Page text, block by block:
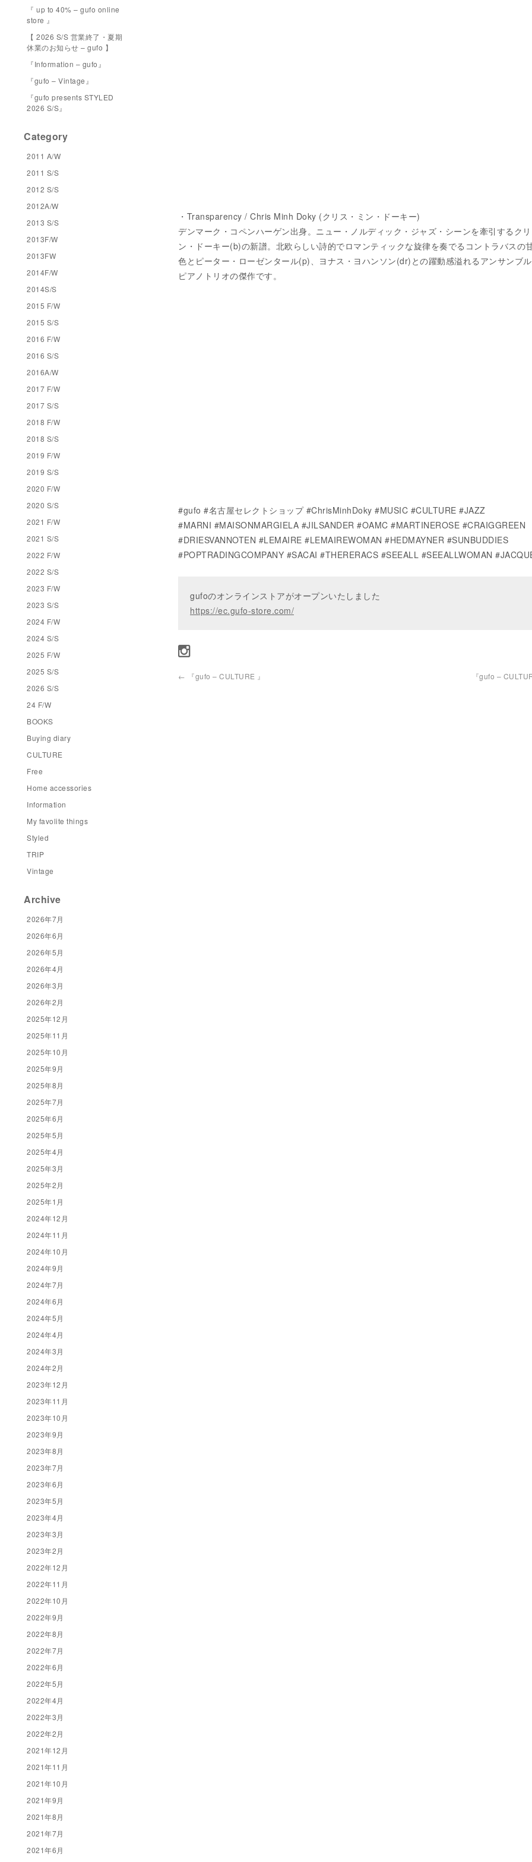
・Transparency / Chris Minh Doky (クリス・ミン・ドーキー)
デンマーク・コペンハーゲン出身。ニュー・ノルディック・ジャズ・シーンを牽引するクリ
ン・ドーキー(b)の新譜。北欧らしい詩的でロマンティックな旋律を奏でるコントラバスの
色とピーター・ローゼンタール(p)、ヨナス・ヨハンソン(dr)との躍動感溢れるアンサンブ
ピアノトリオの傑作です。
#gufo #名古屋セレクトショップ #ChrisMinhDoky #MUSIC #CULTURE #JAZZ
#MARNI #MAISONMARGIELA #JILSANDER #OAMC #MARTINEROSE #CRAIGGREEN
#DRIESVANNOTEN #LEMAIRE #LEMAIREWOMAN #HEDMAYNER #SUNBUDDIES
#POPTRADINGCOMPANY #SACAI #THERERACS #SEEALL #SEEALLWOMAN
gufoのオンラインストアがオープンいたしました
https://ec.gufo-store.com/
← 『gufo – CULTURE 』 『gufo –
『 up to 40% – gufo online
store 』
【 2026 S/S 営業終了・夏期
休業のお知らせ – gufo 】
『Information – gufo』
『gufo – Vintage』
『gufo presents STYLED
2026 S/S』
Category
2011 A/W
2011 S/S
2012 S/S
2012A/W
2013 S/S
2013F/W
2013FW
2014F/W
2014S/S
2015 F/W
2015 S/S
2016 F/W
2016 S/S
2016A/W
2017 F/W
2017 S/S
2018 F/W
2018 S/S
2019 F/W
2019 S/S
2020 F/W
2020 S/S
2021 F/W
2021 S/S
2022 F/W
2022 S/S
2023 F/W
2023 S/S
2024 F/W
2024 S/S
2025 F/W
2025 S/S
2026 S/S
24 F/W
BOOKS
Buying diary
CULTURE
Free
Home accessories
Information
My favolite things
Styled
TRIP
Vintage
Archive
2026年7月
2026年6月
2026年5月
2026年4月
2026年3月
2026年2月
2025年12月
2025年11月
2025年10月
2025年9月
2025年8月
2025年7月
2025年6月
2025年5月
2025年4月
2025年3月
2025年2月
2025年1月
2024年12月
2024年11月
2024年10月
2024年9月
2024年7月
2024年6月
2024年5月
2024年4月
2024年3月
2024年2月
2023年12月
2023年11月
2023年10月
2023年9月
2023年8月
2023年7月
2023年6月
2023年5月
2023年4月
2023年3月
2023年2月
2022年12月
2022年11月
2022年10月
2022年9月
2022年8月
2022年7月
2022年6月
2022年5月
2022年4月
2022年3月
2022年2月
2021年12月
2021年11月
2021年10月
2021年9月
2021年8月
2021年7月
2021年6月